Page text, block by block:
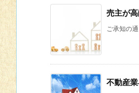
売主が
ご承知の
不動産